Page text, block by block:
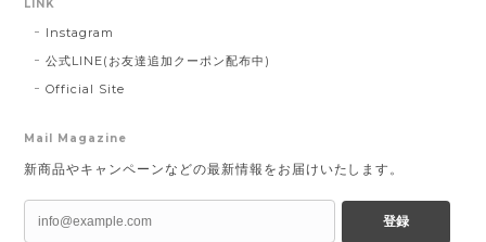
LINK
Instagram
公式LINE(お友達追加クーポン配布中)
Official Site
Mail Magazine
新商品やキャンペーンなどの最新情報をお届けいたします。
登録